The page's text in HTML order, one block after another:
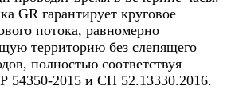
GR гарантирует круговое
потока, равномерно
территорию без слепящего
полностью соответствуя
54350-2015 и СП 52.13330.2016.